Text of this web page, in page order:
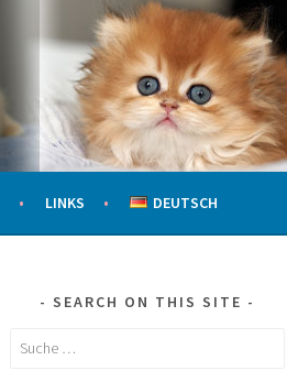
LINKS DEUTSCH
SEARCH ON THIS SITE
Suche